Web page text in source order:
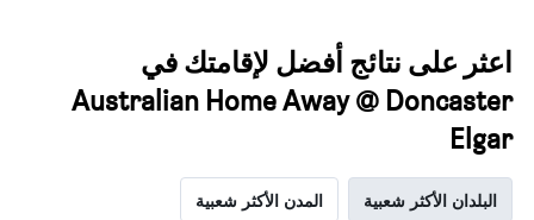
اعثر على نتائج أفضل لإقامتك في
Australian Home Away @ Doncaster
Elgar
البلدان الأكثر شعبية المدن الأكثر شعبية